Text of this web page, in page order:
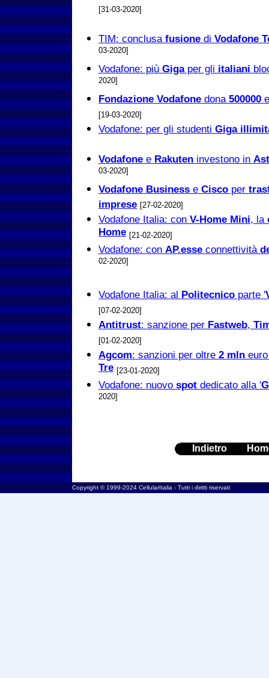
[31-03-2020]
TIM: conclusa fusione di Vodafone
03-2020]
Vodafone: più Gigaper gli italiani
2020]
Fondazione Vodafone dona 500000
[19-03-2020]
Vodafone: per gli studenti Giga
Vodafone e Rakuten investono in Ast
03-2020]
Vodafone Business e Cisco per
imprese [27-02-2020]
Vodafone Italia: con V-Home Mini, la
Home [21-02-2020]
Vodafone: con AP.esse connettività
02-2020]
Vodafone Italia: al Politecnico parte '
[07-02-2020]
Antitrust: sanzione per Fastweb,
[01-02-2020]
Agcom: sanzioni per oltre 2 mln
Tre [23-01-2020]
Vodafone: nuovo spot dedicato alla '
2020]
Indietro
Copyright © 1999-2024 CellularItalia - Tutti i diritti riservati